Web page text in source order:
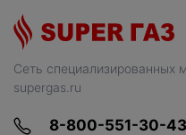
Сеть специализированных
supergas.ru
8-800-551-30-43